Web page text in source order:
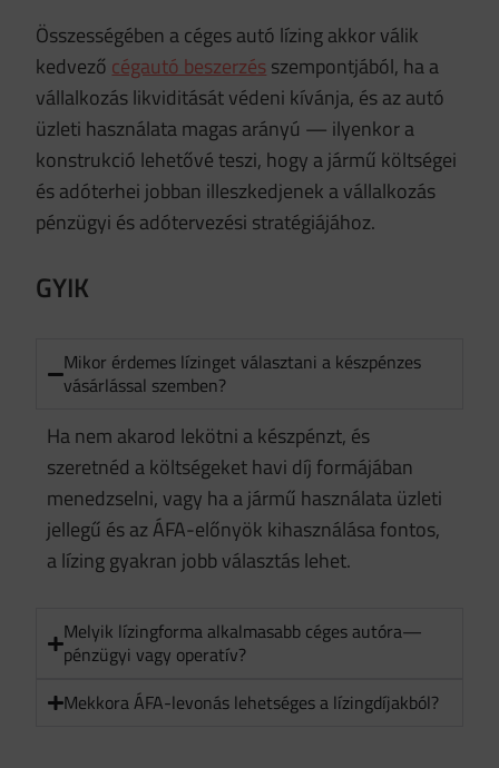
Összességében a céges autó lízing akkor válik
kedvező cégautó beszerzésszempontjából, ha a
vállalkozás likviditását védeni kívánja, és az autó
üzleti használata magas arányú — ilyenkor a
konstrukció lehetővé teszi, hogy a jármű költségei
és adóterhei jobban illeszkedjenek a vállalkozás
pénzügyi és adótervezési stratégiájához.
GYIK
Mikor érdemes lízinget választani a készpénzes
vásárlással szemben?
Ha nem akarod lekötni a készpénzt, és
szeretnéd a költségeket havi díj formájában
menedzselni, vagy ha a jármű használata üzleti
jellegű és az ÁFA-előnyök kihasználása fontos,
a lízing gyakran jobb választás lehet.
Melyik lízingforma alkalmasabb céges autóra—
pénzügyi vagy operatív?
Mekkora ÁFA-levonás lehetséges a lízingdíjakból?